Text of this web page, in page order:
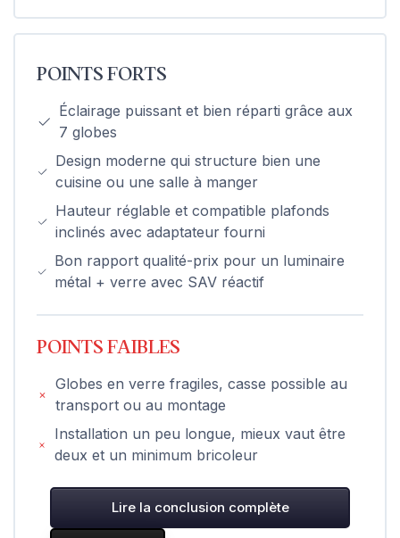
POINTS FORTS
Éclairage puissant et bien réparti grâce aux
7 globes
Design moderne qui structure bien une
cuisine ou une salle à manger
Hauteur réglable et compatible plafonds
inclinés avec adaptateur fourni
Bon rapport qualité-prix pour un luminaire
métal + verre avec SAV réactif
POINTS FAIBLES
Globes en verre fragiles, casse possible au
transport ou au montage
Installation un peu longue, mieux vaut être
deux et un minimum bricoleur
Lire la conclusion complète